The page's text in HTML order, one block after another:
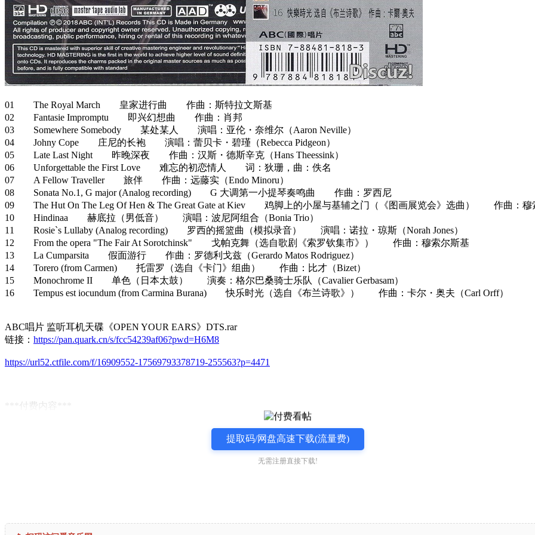
01 The Royal March 皇家进行曲 作曲：斯特拉文斯基
02 Fantasie Impromptu 即兴幻想曲 作曲：肖邦
03 Somewhere Somebody 某处某人 演唱：亚伦・奈维尔（Aaron Neville）
04 Johny Cope 庄尼的长袍 演唱：蕾贝卡・碧瑾（Rebecca Pidgeon）
05 Late Last Night 昨晚深夜 作曲：汉斯・德斯辛克（Hans Theessink）
06 Unforgettable the First Love 难忘的初恋情人 词：狄珊，曲：佚名
07 A Fellow Traveller 旅伴 作曲：远藤实（Endo Minoru）
08 Sonata No.1, G major (Analog recording) G 大调第一小提琴奏鸣曲 作曲：罗西尼
09 The Hut On The Leg Of Hen & The Great Gate at Kiev 鸡脚上的小屋与基辅之门（《图画展览会》选曲） 作曲：穆
10 Hindinaa 赫底拉（男低音） 演唱：波尼阿组合（Bonia Trio）
11 Rosie`s Lullaby (Analog recording) 罗西的摇篮曲（模拟录音） 演唱：诺拉・琼斯（Norah Jones）
12 From the opera "The Fair At Sorotchinsk" 戈帕克舞（选自歌剧《索罗钦集市》） 作曲：穆索尔斯基
13 La Cumparsita 假面游行 作曲：罗德利戈兹（Gerardo Matos Rodriguez）
14 Torero (from Carmen) 托雷罗（选自《卡门》组曲） 作曲：比才（Bizet）
15 Monochrome II 单色（日本太鼓） 演奏：格尔巴桑骑士乐队（Cavalier Gerbasam）
16 Tempus est iocundum (from Carmina Burana) 快乐时光（选自《布兰诗歌》） 作曲：卡尔・奥夫（Carl Orff）
ABC唱片 监听耳机天碟《OPEN YOUR EARS》DTS.rar
链接： https://pan.quark.cn/s/fcc54239af06?pwd=H6M8
https://url52.ctfile.com/f/16909552-17569793378719-255563?p=4471
***付费内容***
提取码/网盘高速下载(流量费)
无需注册直接下载!